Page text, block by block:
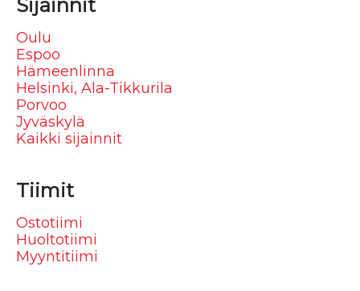
Sijainnit
Oulu
Espoo
Hämeenlinna
Helsinki, Ala-Tikkurila
Porvoo
Jyväskylä
Kaikki sijainnit
Tiimit
Ostotiimi
Huoltotiimi
Myyntitiimi